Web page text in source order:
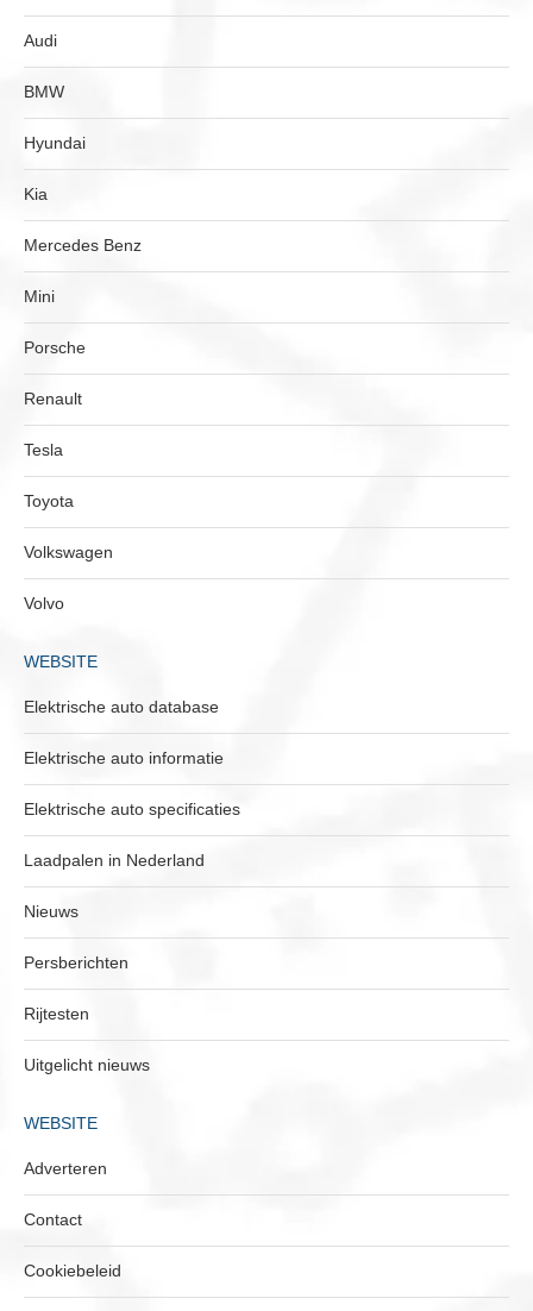
Audi
BMW
Hyundai
Kia
Mercedes Benz
Mini
Porsche
Renault
Tesla
Toyota
Volkswagen
Volvo
WEBSITE
Elektrische auto database
Elektrische auto informatie
Elektrische auto specificaties
Laadpalen in Nederland
Nieuws
Persberichten
Rijtesten
Uitgelicht nieuws
WEBSITE
Adverteren
Contact
Cookiebeleid